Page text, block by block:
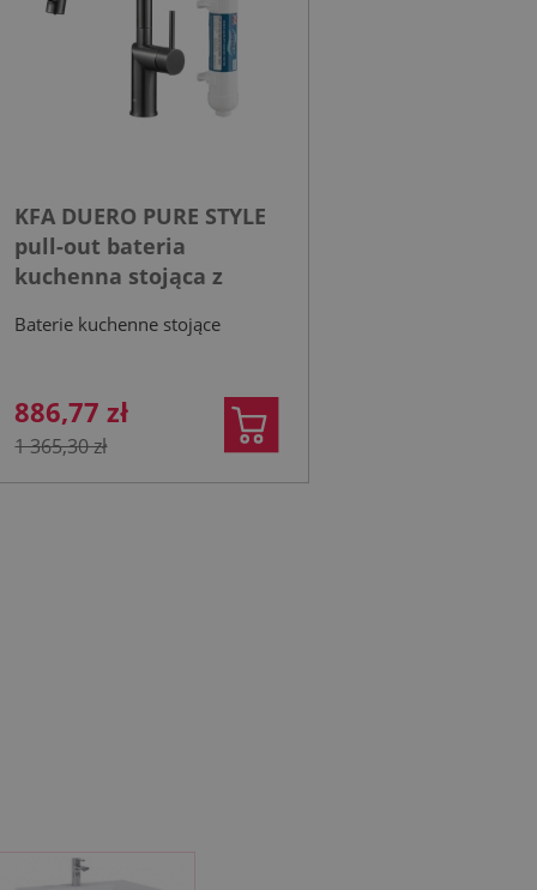
KFA DUERO PURE STYLE
pull-out bateria
kuchenna stojąca z
metal grey
Baterie kuchenne stojące
886,77 zł
1 365,30 zł